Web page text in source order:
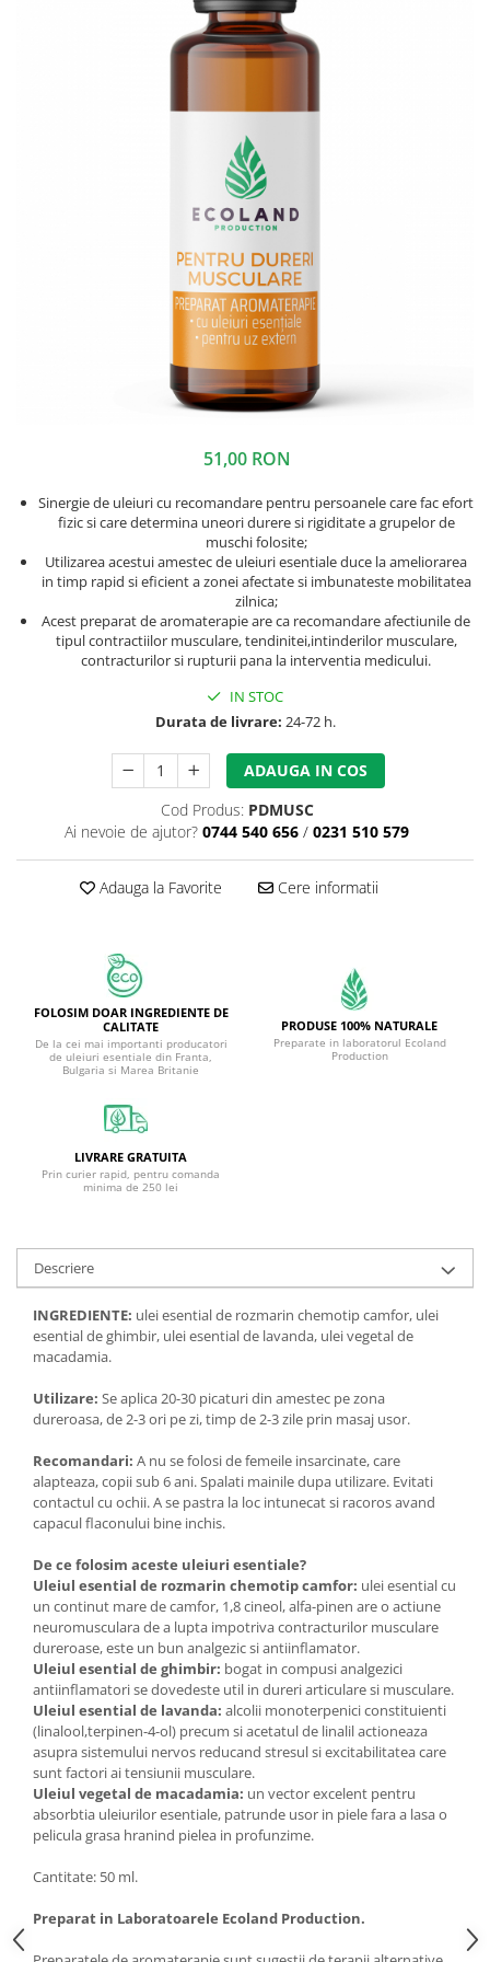
51,00 RON
Sinergie de uleiuri cu recomandare pentru persoanele care fac efort
fizic si care determina uneori durere si rigiditate a grupelor de
muschi folosite;
Utilizarea acestui amestec de uleiuri esentiale duce la ameliorarea
in timp rapid si eficient a zonei afectate si imbunateste mobilitatea
zilnica;
Acest preparat de aromaterapie are ca recomandare afectiunile de
tipul contractiilor musculare, tendinitei,intinderilor musculare,
contracturilor si rupturii pana la interventia medicului.
IN STOC
Durata de livrare: 24-72 h.
ADAUGA IN COS
Cod Produs: PDMUSC
Ai nevoie de ajutor? 0744 540 656 / 0231 510 579
Adauga la Favorite Cere informatii
FOLOSIM DOAR INGREDIENTE DE
CALITATE
De la cei mai importanti producatori
de uleiuri esentiale din Franta,
Bulgaria si Marea Britanie
PRODUSE 100% NATURALE
Preparate in laboratorul Ecoland
Production
LIVRARE GRATUITA
Prin curier rapid, pentru comanda
minima de 250 lei
Descriere
INGREDIENTE: ulei esential de rozmarin chemotip camfor, ulei
esential de ghimbir, ulei esential de lavanda, ulei vegetal de
macadamia.
Utilizare: Se aplica 20-30 picaturi din amestec pe zona
dureroasa, de 2-3 ori pe zi, timp de 2-3 zile prin masaj usor.
Recomandari: A nu se folosi de femeile insarcinate, care
alapteaza, copii sub 6 ani. Spalati mainile dupa utilizare. Evitati
contactul cu ochii. A se pastra la loc intunecat si racoros avand
capacul flaconului bine inchis.
De ce folosim aceste uleiuri esentiale?
Uleiul esential de rozmarin chemotip camfor: ulei esential cu
un continut mare de camfor, 1,8 cineol, alfa-pinen are o actiune
neuromusculara de a lupta impotriva contracturilor musculare
dureroase, este un bun analgezic si antiinflamator.
Uleiul esential de ghimbir: bogat in compusi analgezici
antiinflamatori se dovedeste util in dureri articulare si musculare.
Uleiul esential de lavanda: alcolii monoterpenici constituienti
(linalool,terpinen-4-ol) precum si acetatul de linalil actioneaza
asupra sistemului nervos reducand stresul si excitabilitatea care
sunt factori ai tensiunii musculare.
Uleiul vegetal de macadamia: un vector excelent pentru
absorbtia uleiurilor esentiale, patrunde usor in piele fara a lasa o
pelicula grasa hranind pielea in profunzime.
Cantitate: 50 ml.
Preparat in Laboratoarele Ecoland Production.